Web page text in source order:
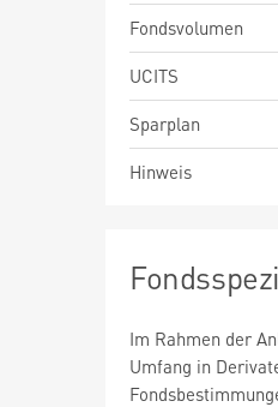
Fondsvolumen
UCITS
Sparplan
Hinweis
Im Rahmen der
Umfang in